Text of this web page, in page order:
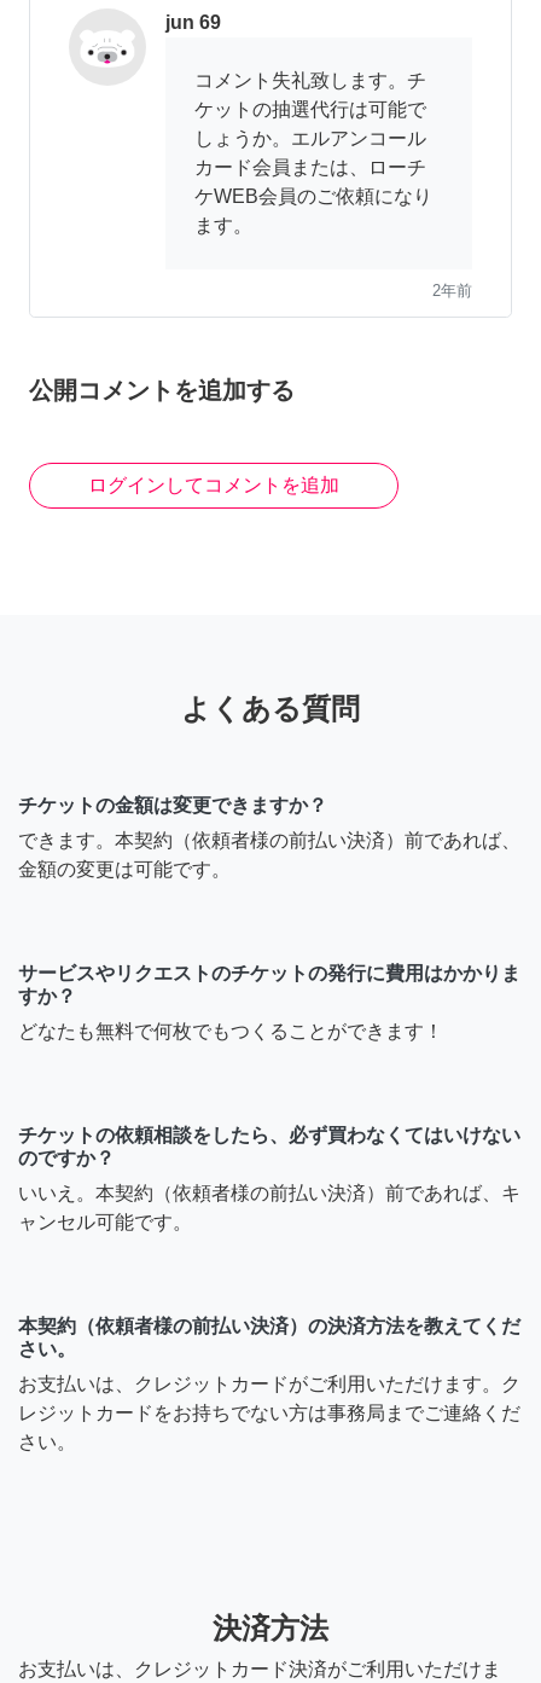
jun 69
コメント失礼致します。チ
ケットの抽選代行は可能で
しょうか。エルアンコール
カード会員または、ローチ
ケWEB会員のご依頼になり
ます。
2年前
公開コメントを追加する
ログインしてコメントを追加
よくある質問
チケットの金額は変更できますか？
できます。本契約（依頼者様の前払い決済）前であれば、
金額の変更は可能です。
サービスやリクエストのチケットの発行に費用はかかりま
すか？
どなたも無料で何枚でもつくることができます！
チケットの依頼相談をしたら、必ず買わなくてはいけない
のですか？
いいえ。本契約（依頼者様の前払い決済）前であれば、キ
ャンセル可能です。
本契約（依頼者様の前払い決済）の決済方法を教えてくだ
さい。
お支払いは、クレジットカードがご利用いただけます。ク
レジットカードをお持ちでない方は事務局までご連絡くだ
さい。
決済方法
お支払いは、クレジットカード決済がご利用いただけま